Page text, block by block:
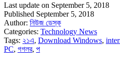
Last update on September 5, 2018
Published September 5, 2018
Author: নিউজ ডেস্ক
Categories: Technology News
Tags: ২১এ, Download Windows,
PC, গগলর, প